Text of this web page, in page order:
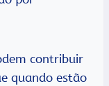
contribuir
quando estão